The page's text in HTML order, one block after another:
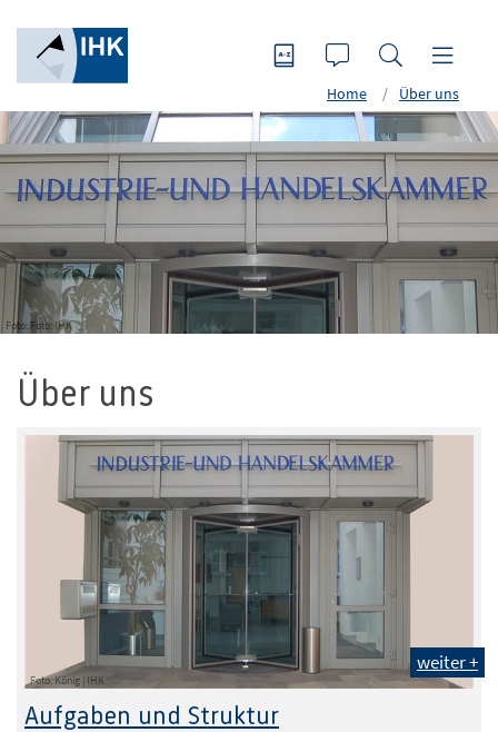
Home Über uns
Foto: Foto: IHK
Über uns
Foto: König | IHK
weiter +
Aufgaben und Struktur